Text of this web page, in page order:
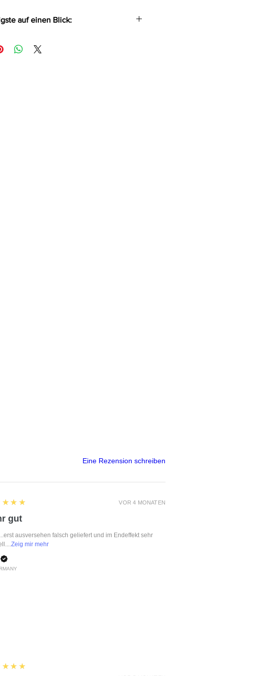
auf einen Blick:
und Powerwetlook (Rock)
Eine Rezension schreiben
VOR 4 MONATEN
gut
ausversehen falsch geliefert und im Endeffekt sehr
Zeig mir mehr